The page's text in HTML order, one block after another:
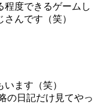
程度できるゲームし
んです（笑）
ます（笑）
の日記だけ見てやっ